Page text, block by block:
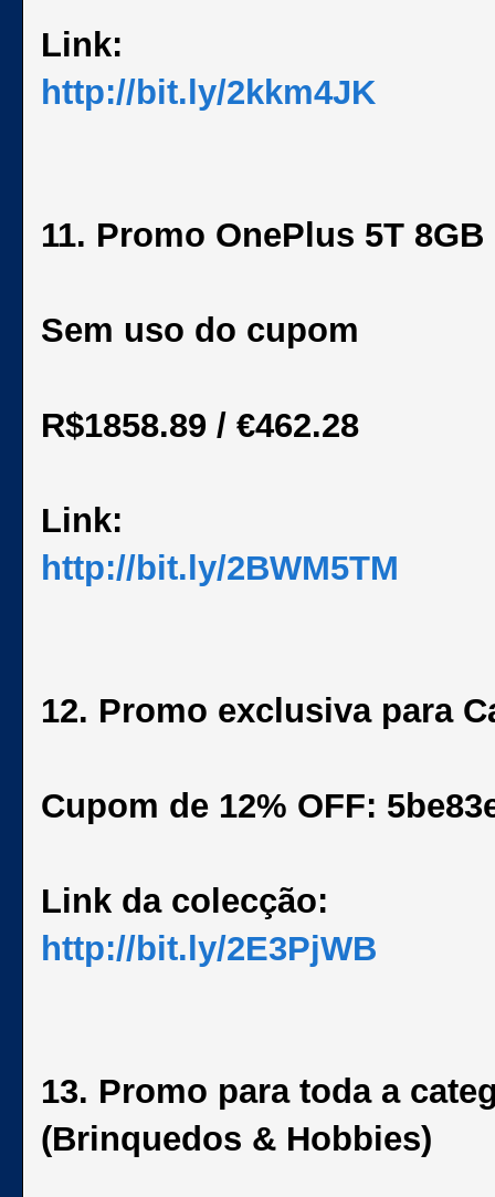
Link:
http://bit.ly/2kkm4JK
11. Promo OnePlus 5T 8GB
Sem uso do cupom
R$1858.89 / €462.28
Link:
http://bit.ly/2BWM5TM
12. Promo exclusiva para
Cupom de 12% OFF:
Link da colecção:
http://bit.ly/2E3PjWB
13. Promo para toda a
(Brinquedos & Hobbies)